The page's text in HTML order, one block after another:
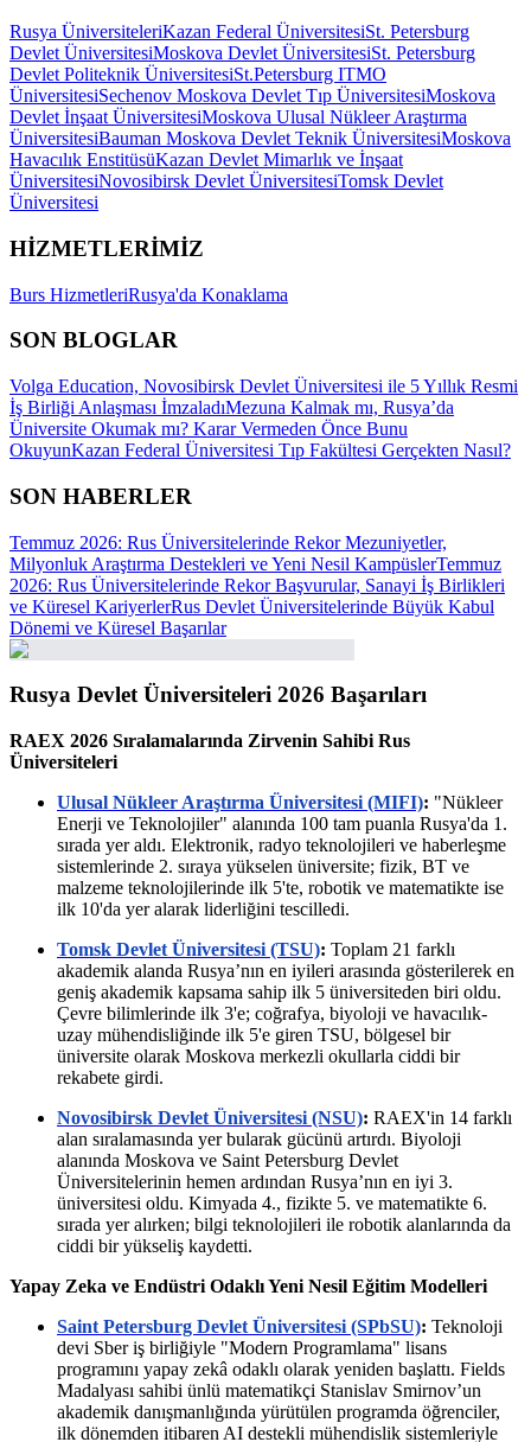
Rusya ÜniversiteleriKazan Federal ÜniversitesiSt. Petersburg
Devlet ÜniversitesiMoskova Devlet ÜniversitesiSt. Petersburg
Devlet Politeknik ÜniversitesiSt.Petersburg ITMO
ÜniversitesiSechenov Moskova Devlet Tıp ÜniversitesiMoskova
Devlet İnşaat ÜniversitesiMoskova Ulusal Nükleer Araştırma
ÜniversitesiBauman Moskova Devlet Teknik ÜniversitesiMoskova
Havacılık EnstitüsüKazan Devlet Mimarlık ve İnşaat
ÜniversitesiNovosibirsk Devlet ÜniversitesiTomsk Devlet
Üniversitesi
HİZMETLERİMİZ
Burs HizmetleriRusya'da Konaklama
SON BLOGLAR
Volga Education, Novosibirsk Devlet Üniversitesi ile 5 Yıllık Resmi
İş Birliği Anlaşması İmzaladıMezuna Kalmak mı, Rusya’da
Üniversite Okumak mı? Karar Vermeden Önce Bunu
OkuyunKazan Federal Üniversitesi Tıp Fakültesi Gerçekten Nasıl?
SON HABERLER
Temmuz 2026: Rus Üniversitelerinde Rekor Mezuniyetler,
Milyonluk Araştırma Destekleri ve Yeni Nesil KampüslerTemmuz
2026: Rus Üniversitelerinde Rekor Başvurular, Sanayi İş Birlikleri
ve Küresel KariyerlerRus Devlet Üniversitelerinde Büyük Kabul
Dönemi ve Küresel Başarılar
Rusya Devlet Üniversiteleri 2026 Başarıları
RAEX 2026 Sıralamalarında Zirvenin Sahibi Rus
Üniversiteleri
Ulusal Nükleer Araştırma Üniversitesi (MIFI): "Nükleer
Enerji ve Teknolojiler" alanında 100 tam puanla Rusya'da 1.
sırada yer aldı. Elektronik, radyo teknolojileri ve haberleşme
sistemlerinde 2. sıraya yükselen üniversite; fizik, BT ve
malzeme teknolojilerinde ilk 5'te, robotik ve matematikte ise
ilk 10'da yer alarak liderliğini tescilledi.
Tomsk Devlet Üniversitesi (TSU): Toplam 21 farklı
akademik alanda Rusya’nın en iyileri arasında gösterilerek en
geniş akademik kapsama sahip ilk 5 üniversiteden biri oldu.
Çevre bilimlerinde ilk 3'e; coğrafya, biyoloji ve havacılık-
uzay mühendisliğinde ilk 5'e giren TSU, bölgesel bir
üniversite olarak Moskova merkezli okullarla ciddi bir
rekabete girdi.
Novosibirsk Devlet Üniversitesi (NSU): RAEX'in 14 farklı
alan sıralamasında yer bularak gücünü artırdı. Biyoloji
alanında Moskova ve Saint Petersburg Devlet
Üniversitelerinin hemen ardından Rusya’nın en iyi 3.
üniversitesi oldu. Kimyada 4., fizikte 5. ve matematikte 6.
sırada yer alırken; bilgi teknolojileri ile robotik alanlarında da
ciddi bir yükseliş kaydetti.
Yapay Zeka ve Endüstri Odaklı Yeni Nesil Eğitim Modelleri
Saint Petersburg Devlet Üniversitesi (SPbSU): Teknoloji
devi Sber iş birliğiyle "Modern Programlama" lisans
programını yapay zekâ odaklı olarak yeniden başlattı. Fields
Madalyası sahibi ünlü matematikçi Stanislav Smirnov’un
akademik danışmanlığında yürütülen programda öğrenciler,
ilk dönemden itibaren AI destekli mühendislik sistemleriyle